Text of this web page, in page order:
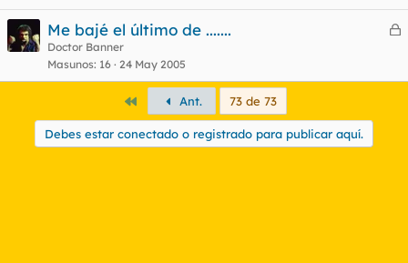
r
a
C
r
Me bajé el último de .......
Doctor Banner
Masunos 16 24 May 2005
PrimeroAnt. 73 de 73
Debes estar conectado o registrado para publicar aquí.